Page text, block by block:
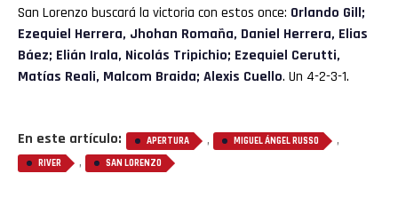
San Lorenzo buscará la victoria con estos once: Orlando Gill;
Ezequiel Herrera, Jhohan Romaña, Daniel Herrera, Elias
Báez; Elián Irala, Nicolás Tripichio; Ezequiel Cerutti,
Matías Reali, Malcom Braida; Alexis Cuello. Un 4-2-3-1.
En este artículo: APERTURA , MIGUEL ÁNGEL RUSSO ,
RIVER , SAN LORENZO